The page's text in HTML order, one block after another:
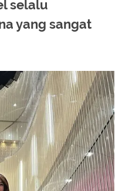
selalu
yang sangat